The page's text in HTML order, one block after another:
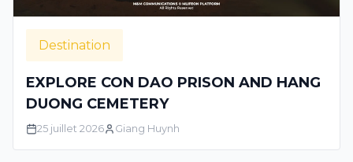
Destination
EXPLORE CON DAO PRISON AND HANG
DUONG CEMETERY
25 juillet 2026 Giang Huynh